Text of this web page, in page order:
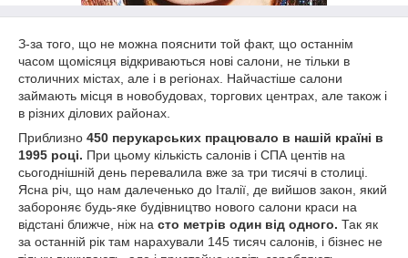
З-за того, що не можна пояснити той факт, що останнім
часом щомісяця відкриваються нові салони, не тільки в
столичних містах, але і в регіонах. Найчастіше салони
займають місця в новобудовах, торгових центрах, але також і
в різних ділових районах.
Приблизно 450 перукарських працювало в нашій країні в
1995 році. При цьому кількість салонів і СПА центів на
сьогоднішній день перевалила вже за три тисячі в столиці.
Ясна річ, що нам далеченько до Італії, де вийшов закон, який
забороняє будь-яке будівництво нового салони краси на
відстані ближче, ніж на сто метрів один від одного. Так як
за останній рік там нарахували 145 тисяч салонів, і бізнес не